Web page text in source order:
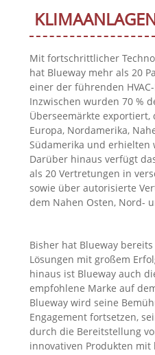
Mit fortschrittlicher
hat Blueway mehr als 20
einer der führenden
Inzwischen wurden 70 %
Überseemärkte
Europa, Nordamerika,
Südamerika und erhielten
Darüber hinaus verfügt
als 20 Vertretungen in
sowie über autorisierte
dem Nahen Osten, Nord-
Bisher hat Blueway
Lösungen mit großem
hinaus ist Blueway auch
empfohlene Marke auf
Blueway wird seine
Engagement fortsetzen,
durch die Bereitstellung
innovativen Produkten